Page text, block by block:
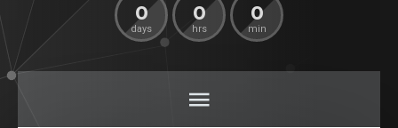
0
days
0
hrs
0
min